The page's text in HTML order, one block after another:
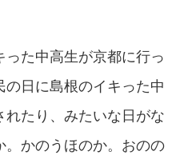
た中高生が京都に行っ
日に島根のイキった中
れたり、みたいな日がな
。かのうほのか。おのの